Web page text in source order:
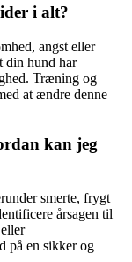
i alt?
angst eller
din hund har
Træning og
at ændre denne
kan jeg
smerte, frygt
årsagen til
på en sikker og